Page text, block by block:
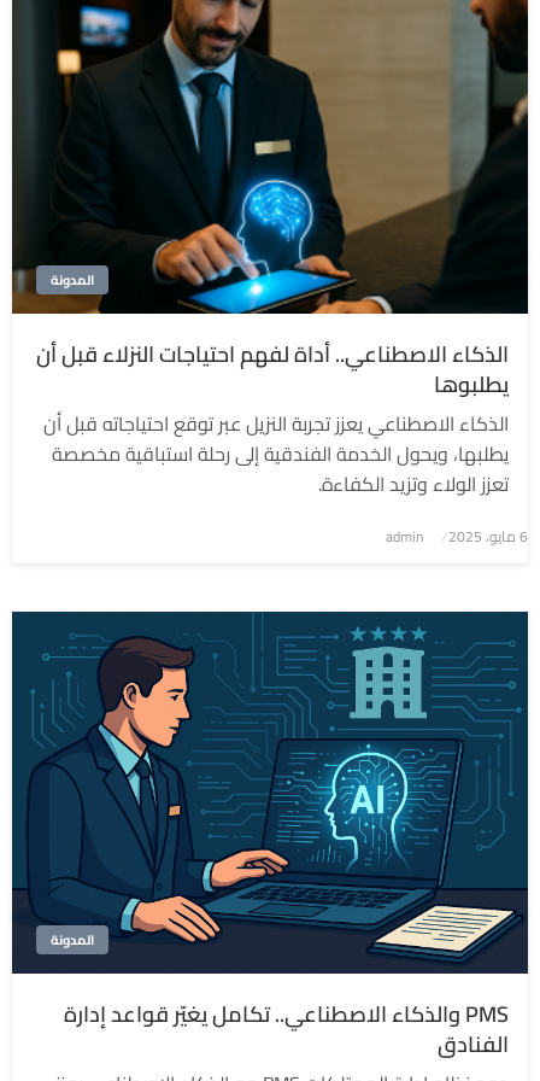
المدونة
الذكاء الاصطناعي.. أداة لفهم احتياجات النزلاء قبل أن
يطلبوها
الذكاء الاصطناعي يعزز تجربة النزيل عبر توقع احتياجاته قبل أن
يطلبها، ويحول الخدمة الفندقية إلى رحلة استباقية مخصصة
تعزز الولاء وتزيد الكفاءة.
نُشر
6 مايو، 2025 admin
المدونة
PMS والذكاء الاصطناعي.. تكامل يغيّر قواعد إدارة
الفنادق